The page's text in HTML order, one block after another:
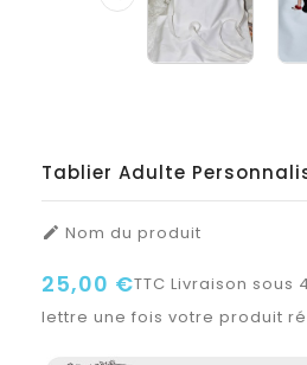
Tablier Adulte
 Nom du produit
25,00 €TTC Livraison sous
lettre une fois votre produit